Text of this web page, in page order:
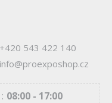
+420 543 422 140
info@proexposhop.cz
08:00 - 17:00